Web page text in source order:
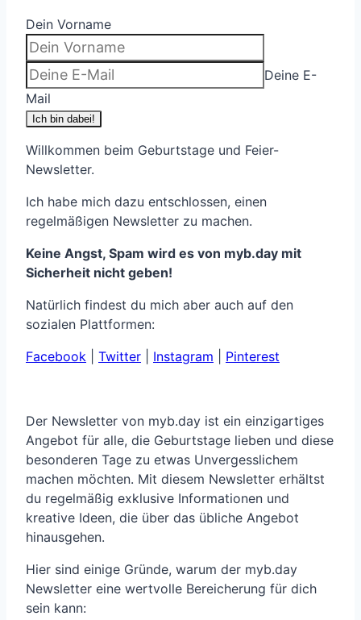
Dein Vorname
Deine E-
Mail
Ich bin dabei!
Willkommen beim Geburtstage und Feier-
Newsletter.
Ich habe mich dazu entschlossen, einen
regelmäßigen Newsletter zu machen.
Keine Angst, Spam wird es von myb.day mit
Sicherheit nicht geben!
Natürlich findest du mich aber auch auf den
sozialen Plattformen:
Facebook
Twitter Instagram Pinterest
Der Newsletter von myb.day ist ein einzigartiges
Angebot für alle, die Geburtstage lieben und diese
besonderen Tage zu etwas Unvergesslichem
machen möchten. Mit diesem Newsletter erhältst
du regelmäßig exklusive Informationen und
kreative Ideen, die über das übliche Angebot
hinausgehen.
Hier sind einige Gründe, warum der myb.day
Newsletter eine wertvolle Bereicherung für dich
sein kann: